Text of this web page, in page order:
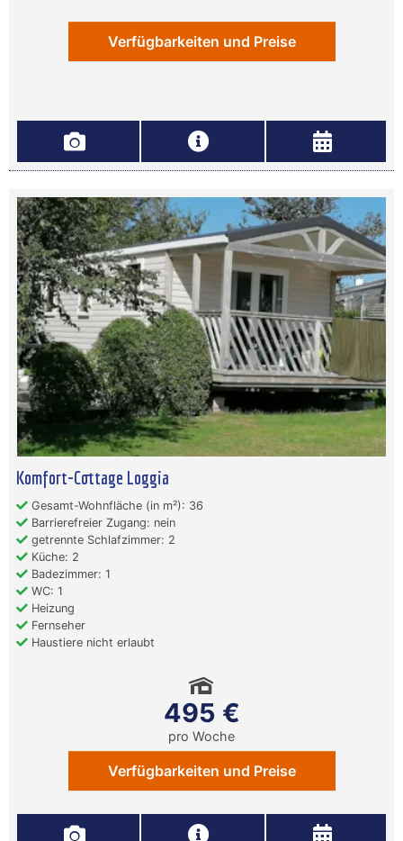
Verfügbarkeiten und Preise
Komfort-Cottage Loggia
Gesamt-Wohnfläche (in m²): 36
Barrierefreier Zugang: nein
getrennte Schlafzimmer: 2
Küche: 2
Badezimmer: 1
WC: 1
Heizung
Fernseher
Haustiere nicht erlaubt
495 €
pro Woche
Verfügbarkeiten und Preise